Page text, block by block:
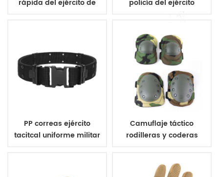
rápida del ejército de
policía del ejército
PP correas ejército
tacitcal uniforme militar
Camuflaje táctico
rodilleras y coderas